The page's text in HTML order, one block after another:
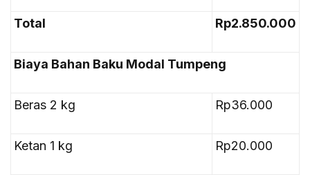
Total Rp2.850.000
Biaya Bahan Baku Modal Tumpeng
Beras 2 kg Rp36.000
Ketan 1 kg Rp20.000